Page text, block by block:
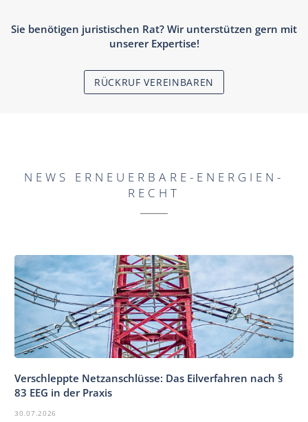
Sie benötigen juristischen Rat? Wir unterstützen gern mit
unserer Expertise!
RÜCKRUF VEREINBAREN
NEWS ERNEUERBARE-ENERGIEN-
RECHT
Verschleppte Netzanschlüsse: Das Eilverfahren nach §
83 EEG in der Praxis
30.07.2026